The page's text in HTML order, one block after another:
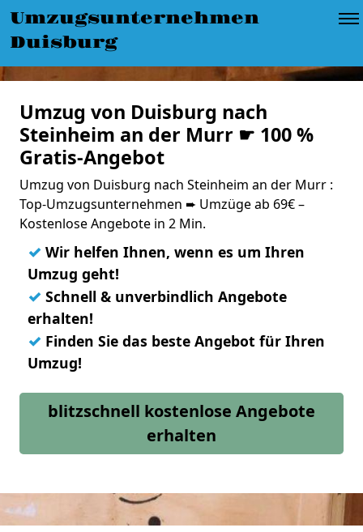
Umzugsunternehmen
Duisburg
Umzug von Duisburg nach
Steinheim an der Murr ☛ 100 %
Gratis-Angebot
Umzug von Duisburg nach Steinheim an der Murr :
Top-Umzugsunternehmen ➨ Umzüge ab 69€ –
Kostenlose Angebote in 2 Min.
✓ Wir helfen Ihnen, wenn es um Ihren
Umzug geht!
✓ Schnell & unverbindlich Angebote
erhalten!
✓ Finden Sie das beste Angebot für Ihren
Umzug!
blitzschnell kostenlose Angebote
erhalten